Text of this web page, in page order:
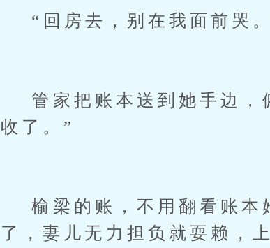
“回房去，别在我面前哭。
管家把账本送到她手边，
收了。”
榆梁的账，不用翻看账本
了，妻儿无力担负就耍赖，